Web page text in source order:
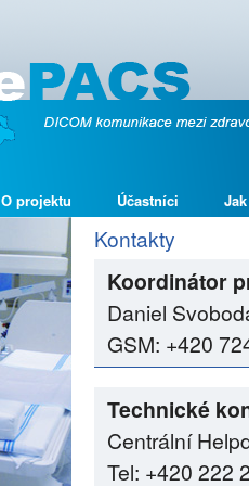
O projektu Účastníci
Kontakty
Koordinátor
Daniel
GSM: +420
Technické
Centrální
Tel: +420 222